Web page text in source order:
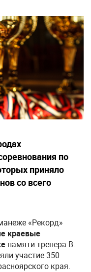
по
приняло
со всего
«Рекорд»
краевые
памяти тренера В.
участие 350
края.